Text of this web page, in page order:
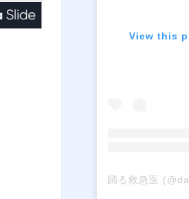
View this
踊る救急医 (@